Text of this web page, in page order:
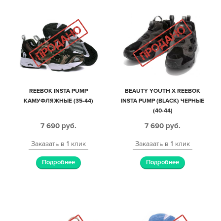
REEBOK INSTA PUMP
КАМУФЛЯЖНЫЕ (35-44)
7 690 руб.
Заказать в 1 клик
Подробнее
BEAUTY YOUTH X REEBOK
INSTA PUMP (BLACK) ЧЕРНЫЕ
(40-44)
7 690 руб.
Заказать в 1 клик
Подробнее